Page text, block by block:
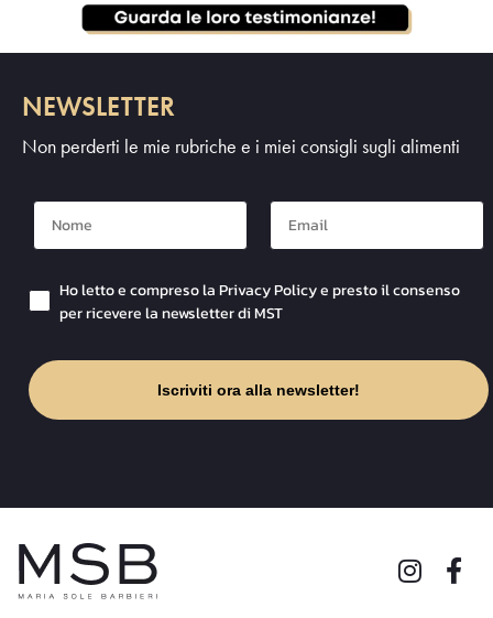
NEWSLETTER
Non perderti le mie rubriche e i miei consigli sugli alimenti
Nome Mail
Checkbox Privacy
Ho letto e compreso la Privacy Policy e presto il consenso
per ricevere la newsletter di MST
Iscriviti ora alla newsletter!